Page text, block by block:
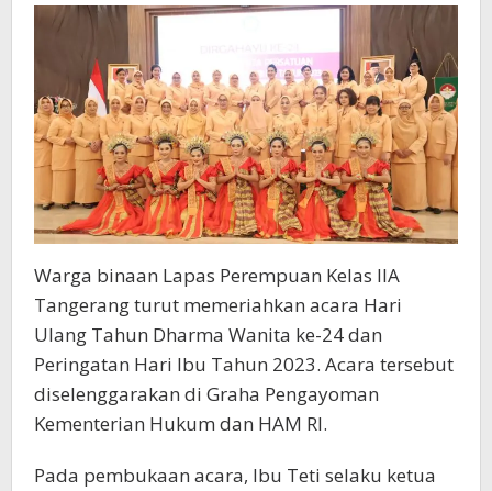
Peringatan
Ibu
Tahun
2023
Warga binaan Lapas Perempuan Kelas IIA
Tangerang turut memeriahkan acara Hari
Ulang Tahun Dharma Wanita ke-24 dan
Peringatan Hari Ibu Tahun 2023. Acara tersebut
diselenggarakan di Graha Pengayoman
Kementerian Hukum dan HAM RI.
Pada pembukaan acara, Ibu Teti selaku ketua